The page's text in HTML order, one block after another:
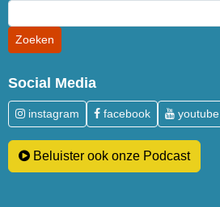
Social Media
instagram facebook youtube
Beluister ook onze Podcast